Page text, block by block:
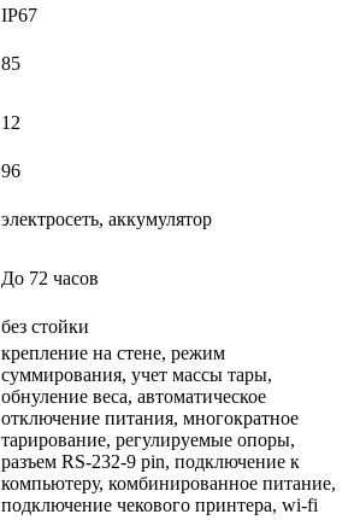
IP67
85
12
96
электросеть, аккумулятор
До 72 часов
без стойки
крепление на стене, режим
суммирования, учет массы тары,
обнуление веса, автоматическое
отключение питания, многократное
тарирование, регулируемые опоры,
разъем RS-232-9 pin, подключение к
компьютеру, комбинированное питание,
подключение чекового принтера, wi-fi